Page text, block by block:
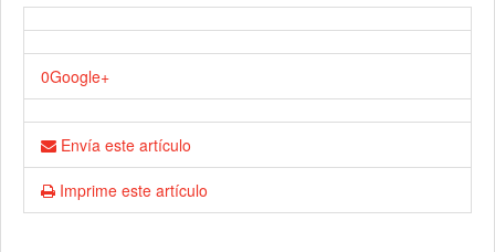
0Google+
Envía este artículo
Imprime este artículo